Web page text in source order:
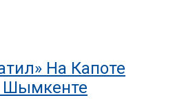
На Капоте
Шымкенте